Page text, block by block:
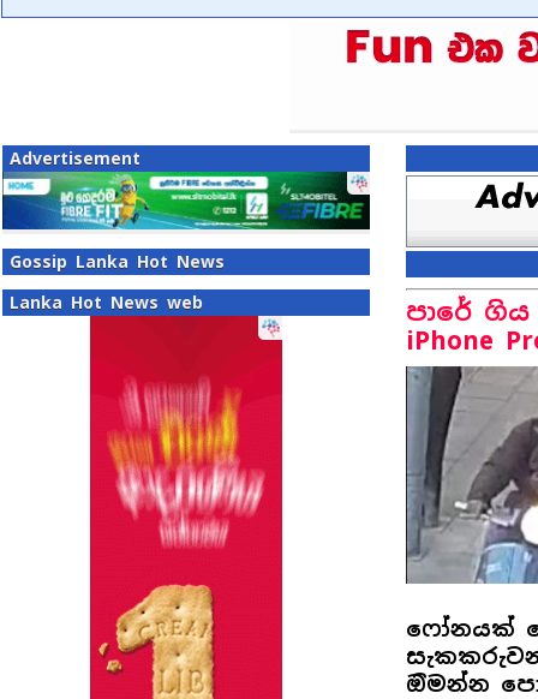
Advertisement
Gossip Lanka Hot News
Lanka Hot News web
පාරේ
iPhone
ෆෝනයක්
ඔිමන්න